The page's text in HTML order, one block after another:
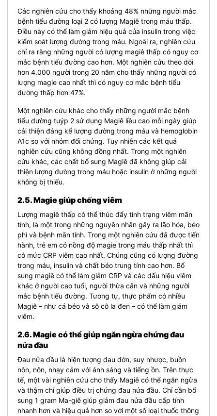
Các nghiên cứu cho thấy khoảng 48% những người mắc
bệnh tiểu đường loại 2 có lượng Magiê trong máu thấp.
Điều này có thể làm giảm hiệu quả của insulin trong việc
kiểm soát lượng đường trong máu. Ngoài ra, nghiên cứu
chỉ ra rằng những người có lượng magiê thấp có nguy cơ
mắc bệnh tiểu đường cao hơn. Một nghiên cứu theo dõi
hơn 4.000 người trong 20 năm cho thấy những người có
lượng magie cao nhất thì có nguy cơ mắc bệnh tiểu
đường thấp hơn 47%.
Một nghiên cứu khác cho thấy những người mắc bệnh
tiểu đường tuýp 2 sử dụng Magiê liều cao mỗi ngày giúp
cải thiện đáng kể lượng đường trong máu và hemoglobin
A1c so với nhóm đối chứng. Tuy nhiên các kết quả
nghiên cứu cũng không đồng nhất. Trong một nghiên
cứu khác, các chất bổ sung Magiê đã không giúp cải
thiện lượng đường trong máu hoặc insulin ở những người
không bị thiếu.
2.5. Magie giúp chống viêm
Lượng magiê thấp có thể thúc đẩy tình trạng viêm mãn
tính, là một trong những nguyên nhân gây ra lão hóa, béo
phì và bệnh mãn tính. Trong một nghiên cứu đã được tiến
hành, trẻ em có nồng độ magie trong máu thấp nhất thì
có mức CRP viêm cao nhất. Chúng cũng có lượng đường
trong máu, insulin và chất béo trung tính cao hơn. Bổ
sung magiê có thể làm giảm CRP và các dấu hiệu viêm
khác ở người cao tuổi, người thừa cân và những người
mắc bệnh tiểu đường. Tương tự, thực phẩm có nhiều
Magiê – như cá béo và sô cô la đen – có thể làm giảm
viêm.
2.6. Magie có thể giúp ngăn ngừa chứng đau
nửa đầu
Đau nửa đầu là hiện tượng đau đớn, suy nhược, buồn
nôn, nôn, nhạy cảm với ánh sáng và tiếng ồn. Trên thực
tế, một vài nghiên cứu cho thấy Magiê có thể ngăn ngừa
và thậm chí giúp điều trị chứng đau nửa đầu. Chỉ cần bổ
sung 1 gram Ma-giê giúp giảm đau nửa đầu cấp tính
nhanh hơn và hiệu quả hơn so với một số loại thuốc thông